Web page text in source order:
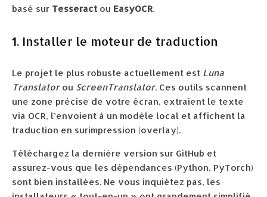
basé sur Tesseract ou EasyOCR.
1. Installer le moteur de traduction
Le projet le plus robuste actuellement est Luna
Translatorou ScreenTranslator. Ces outils scannent
une zone précise de votre écran, extraient le texte
via OCR, l’envoient à un modèle local et affichent la
traduction en surimpression (overlay).
Téléchargez la dernière version sur GitHub et
assurez-vous que les dépendances (Python, PyTorch)
sont bien installées. Ne vous inquiétez pas, les